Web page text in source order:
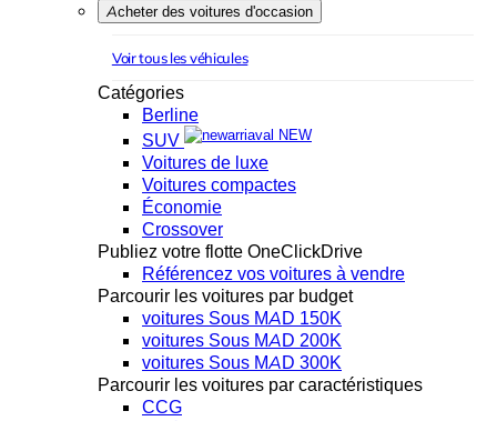
Acheter des voitures d'occasion
Voir tous les véhicules
Catégories
Berline
SUV
NEW
Voitures de luxe
Voitures compactes
Économie
Crossover
Publiez votre flotte OneClickDrive
Référencez vos voitures à vendre
Parcourir les voitures par budget
voitures Sous MAD 150K
voitures Sous MAD 200K
voitures Sous MAD 300K
Parcourir les voitures par caractéristiques
CCG